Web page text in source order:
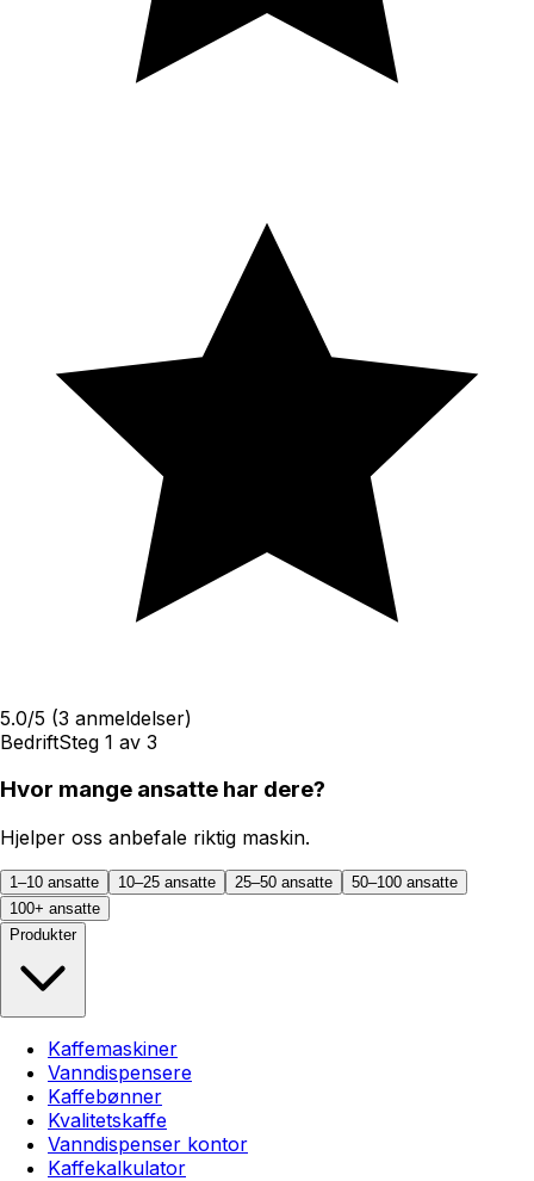
5.0/5 (3 anmeldelser)
BedriftSteg 1 av 3
Hvor mange ansatte har dere?
Hjelper oss anbefale riktig maskin.
1–10 ansatte 10–25 ansatte 25–50 ansatte
50–100 ansatte
100+ ansatte
Produkter
Kaffemaskiner
Vanndispensere
Kaffebønner
Kvalitetskaffe
Vanndispenser kontor
Kaffekalkulator